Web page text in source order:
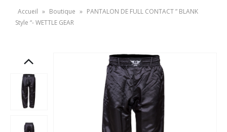
Accueil » Boutique » PANTALON DE FULL CONTACT ” BLANK
Style “- WETTLE GEAR